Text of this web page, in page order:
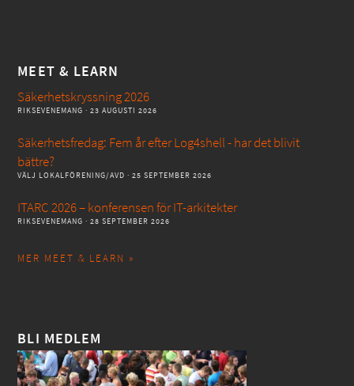
MEET & LEARN
Säkerhetskryssning 2026
RIKSEVENEMANG · 23 AUGUSTI 2026
Säkerhetsfredag: Fem år efter Log4shell - har det blivit
bättre?
VÄLJ LOKALFÖRENING/AVD · 25 SEPTEMBER 2026
ITARC 2026 – konferensen för IT-arkitekter
RIKSEVENEMANG · 28 SEPTEMBER 2026
MER MEET & LEARN »
BLI MEDLEM